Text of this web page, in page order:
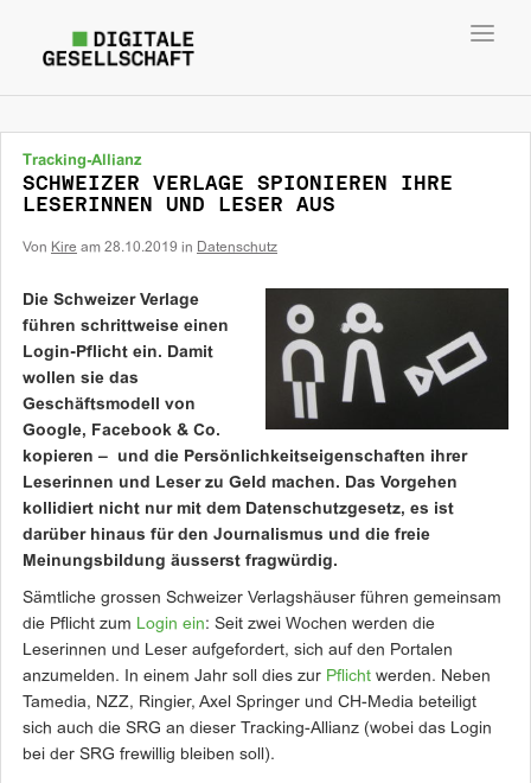
Tracking-Allianz
SCHWEIZER VERLAGE SPIONIEREN IHRE
LESERINNEN UND LESER AUS
Von Kire am 28.10.2019 in Datenschutz
Die Schweizer Verlage
führen schrittweise einen
Login-Pflicht ein. Damit
wollen sie das
Geschäftsmodell von
Google, Facebook & Co.
kopieren – und die Persönlichkeitseigenschaften ihrer
Leserinnen und Leser zu Geld machen. Das Vorgehen
kollidiert nicht nur mit dem Datenschutzgesetz, es ist
darüber hinaus für den Journalismus und die freie
Meinungsbildung äusserst fragwürdig.
Sämtliche grossen Schweizer Verlagshäuser führen gemeinsam
die Pflicht zum Login ein: Seit zwei Wochen werden die
Leserinnen und Leser aufgefordert, sich auf den Portalen
anzumelden. In einem Jahr soll dies zur Pflicht werden. Neben
Tamedia, NZZ, Ringier, Axel Springer und CH-Media beteiligt
sich auch die SRG an dieser Tracking-Allianz (wobei das Login
bei der SRG frewillig bleiben soll).